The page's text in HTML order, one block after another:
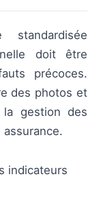
doit être
précoces.
des photos et
la gestion des
assurance.
indicateurs